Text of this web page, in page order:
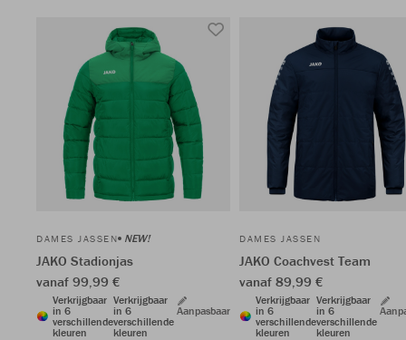
DAMES JASSEN NEW!
JAKO Stadionjas
vanaf 99,99 €
Verkrijgbaar
in 6
verschillende
kleuren
Verkrijgbaar
in 6
verschillende
kleuren
Aanpasbaar
DAMES JASSEN
JAKO Coachvest Team
vanaf 89,99 €
Verkrijgbaar
in 6
verschillende
kleuren
Verkrijgbaar
in 6
verschillende
kleuren